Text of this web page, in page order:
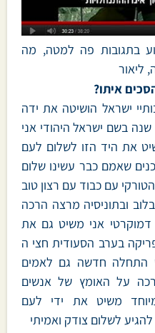
בתגובות פה למטה, מה
ליאור
איתו?
ישראל הושיטה את ידה
לשלום מהרגע ש כמה לפני 63 שנה בשם ישראל היהודי אני
את היד הזו לשלום לעם
שאמם כבר עשינו שלום
עם כבוד עם רצון טוב
ובתוניסיה מרצה הרכה
אני משיט גם את
בערב הסעודית חצי ה
התחלה חדשה גם לאמים
על האומץ של אנשים
משיט את ידי לעם
לשלום צודק ואמיתי